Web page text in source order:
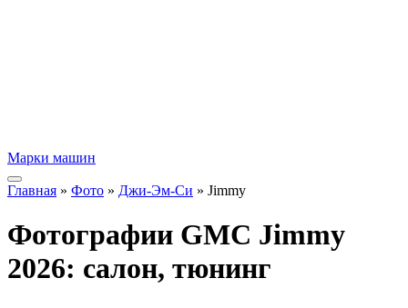
Марки машин
Главная » Фото » Джи-Эм-Си » Jimmy
Фотографии GMC Jimmy
2026: салон, тюнинг